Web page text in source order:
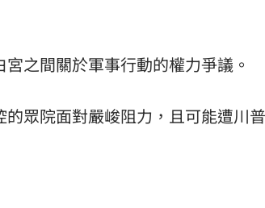
之間關於軍事行動的權力爭議。
眾院面對嚴峻阻力，且可能遭川